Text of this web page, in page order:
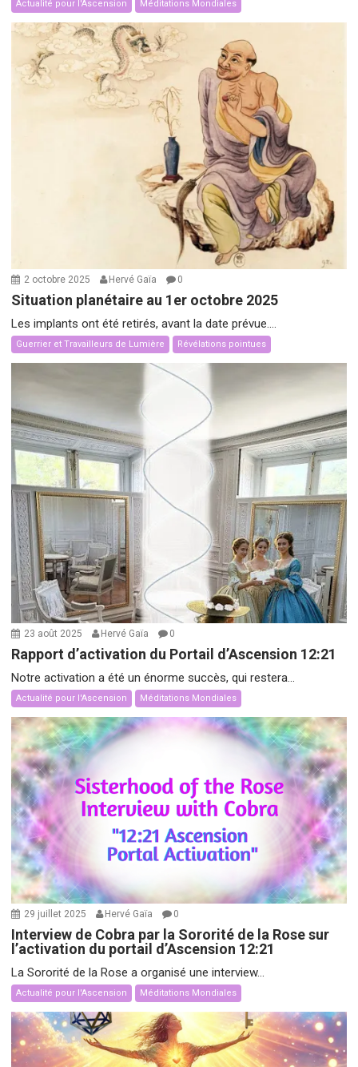
Actualité pour l'Ascension Méditations Mondiales
2 octobre 2025 Hervé Gaïa 0
Situation planétaire au 1er octobre 2025
Les implants ont été retirés, avant la date prévue....
Guerrier et Travailleurs de Lumière Révélations pointues
23 août 2025 Hervé Gaïa 0
Rapport d’activation du Portail d’Ascension 12:21
Notre activation a été un énorme succès, qui restera...
Actualité pour l'Ascension Méditations Mondiales
29 juillet 2025 Hervé Gaïa 0
Interview de Cobra par la Sororité de la Rose sur
l’activation du portail d’Ascension 12:21
La Sororité de la Rose a organisé une interview...
Actualité pour l'Ascension Méditations Mondiales